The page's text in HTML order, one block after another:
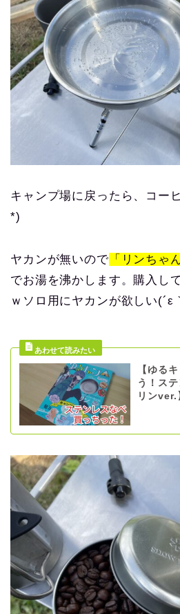
キャンプ場に戻ったら、コー
*)
ヤカンが無いので「リンちゃ
でお湯を沸かします。購入し
ｗソロ用にヤカンが欲しい(´ε
【ゆる
う！ス
リンver.